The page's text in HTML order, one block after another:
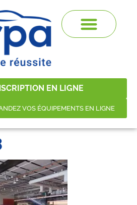
EN LIGNE
VOS ÉQUIPEMENTS EN LIGNE